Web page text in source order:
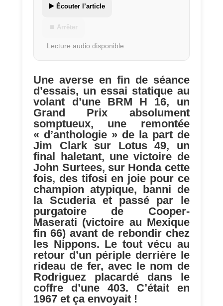
▶️ Écouter l’article
⏹ Arrêter
Lecture audio disponible
Une averse en fin de séance
d’essais, un essai statique au
volant d’une BRM H 16, un
Grand Prix absolument
somptueux, une remontée
« d’anthologie » de la part de
Jim Clark sur Lotus 49, un
final haletant, une victoire de
John Surtees, sur Honda cette
fois, des tifosi en joie pour ce
champion atypique, banni de
la Scuderia et passé par le
purgatoire de Cooper-
Maserati (victoire au Mexique
fin 66) avant de rebondir chez
les Nippons. Le tout vécu au
retour d’un périple derrière le
rideau de fer, avec le nom de
Rodriguez placardé dans le
coffre d’une 403. C’était en
1967 et ça envoyait !